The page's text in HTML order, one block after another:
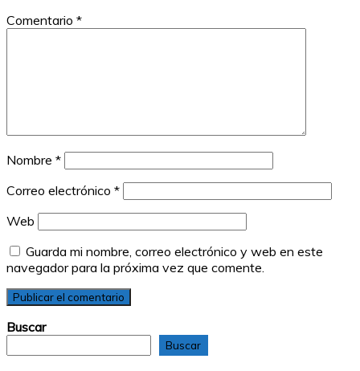
Comentario *
Nombre *
Correo electrónico *
Web
Guarda mi nombre, correo electrónico y web en este
navegador para la próxima vez que comente.
Buscar
Buscar